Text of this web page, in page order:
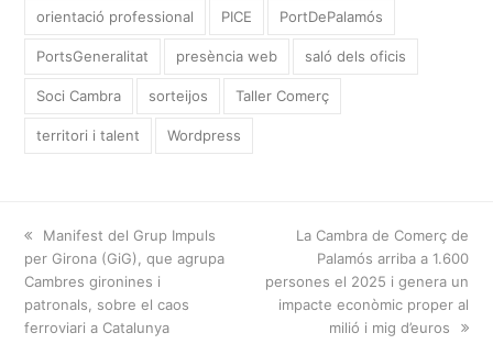
orientació professional PICE PortDePalamós
PortsGeneralitat presència web saló dels oficis
Soci Cambra sorteijos Taller Comerç
territori i talent Wordpress
previous
post:
Manifest del Grup Impuls
per Girona (GiG), que agrupa
Cambres gironines i
patronals, sobre el caos
ferroviari a Catalunya
next
post:
La Cambra de Comerç de
Palamós arriba a 1.600
persones el 2025 i genera un
impacte econòmic proper al
milió i mig d’euros